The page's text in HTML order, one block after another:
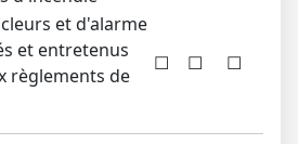
et d'alarme
et entretenus
règlements de
☐ ☐ ☐